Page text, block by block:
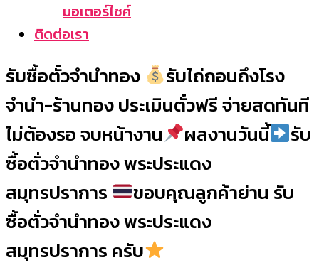
มอเตอร์ไซค์
ติดต่อเรา
รับซื้อตั๋วจำนำทอง
รับไถ่ถอนถึงโรง
จำนำ-ร้านทอง ประเมินตั๋วฟรี จ่ายสดทันที
ไม่ต้องรอ จบหน้างาน
ผลงานวันนี้
รับ
ซื้อตั่วจำนำทอง พระประแดง
สมุทรปราการ
ขอบคุณลูกค้าย่าน รับ
ซื้อตั่วจำนำทอง พระประแดง
สมุทรปราการ ครับ